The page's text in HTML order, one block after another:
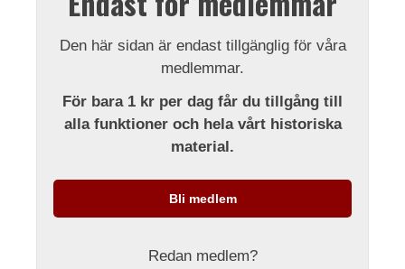
Den här sidan är endast tillgänglig för våra
medlemmar.
För bara 1 kr per dag får du tillgång till
alla funktioner och hela vårt historiska
material.
Bli medlem
Redan medlem?